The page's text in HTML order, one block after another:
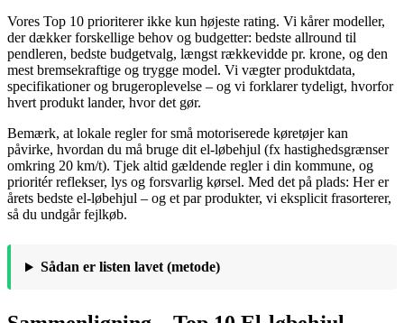
Vores Top 10 prioriterer ikke kun højeste rating. Vi kårer modeller,
der dækker forskellige behov og budgetter: bedste allround til
pendleren, bedste budgetvalg, længst rækkevidde pr. krone, og den
mest bremsekraftige og trygge model. Vi vægter produktdata,
specifikationer og brugeroplevelse – og vi forklarer tydeligt, hvorfor
hvert produkt lander, hvor det gør.
Bemærk, at lokale regler for små motoriserede køretøjer kan
påvirke, hvordan du må bruge dit el-løbehjul (fx hastighedsgrænser
omkring 20 km/t). Tjek altid gældende regler i din kommune, og
prioritér reflekser, lys og forsvarlig kørsel. Med det på plads: Her er
årets bedste el-løbehjul – og et par produkter, vi eksplicit frasorterer,
så du undgår fejlkøb.
Sådan er listen lavet (metode)